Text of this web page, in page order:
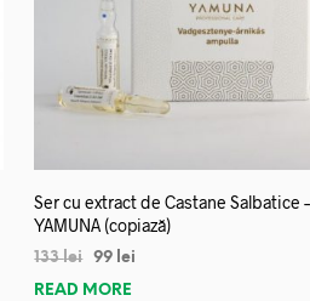
Ser cu extract de Castane Salbatice –
YAMUNA (copiază)
133lei 99 lei
READ MORE